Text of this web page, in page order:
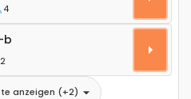
4
b
2
anzeigen (+2)